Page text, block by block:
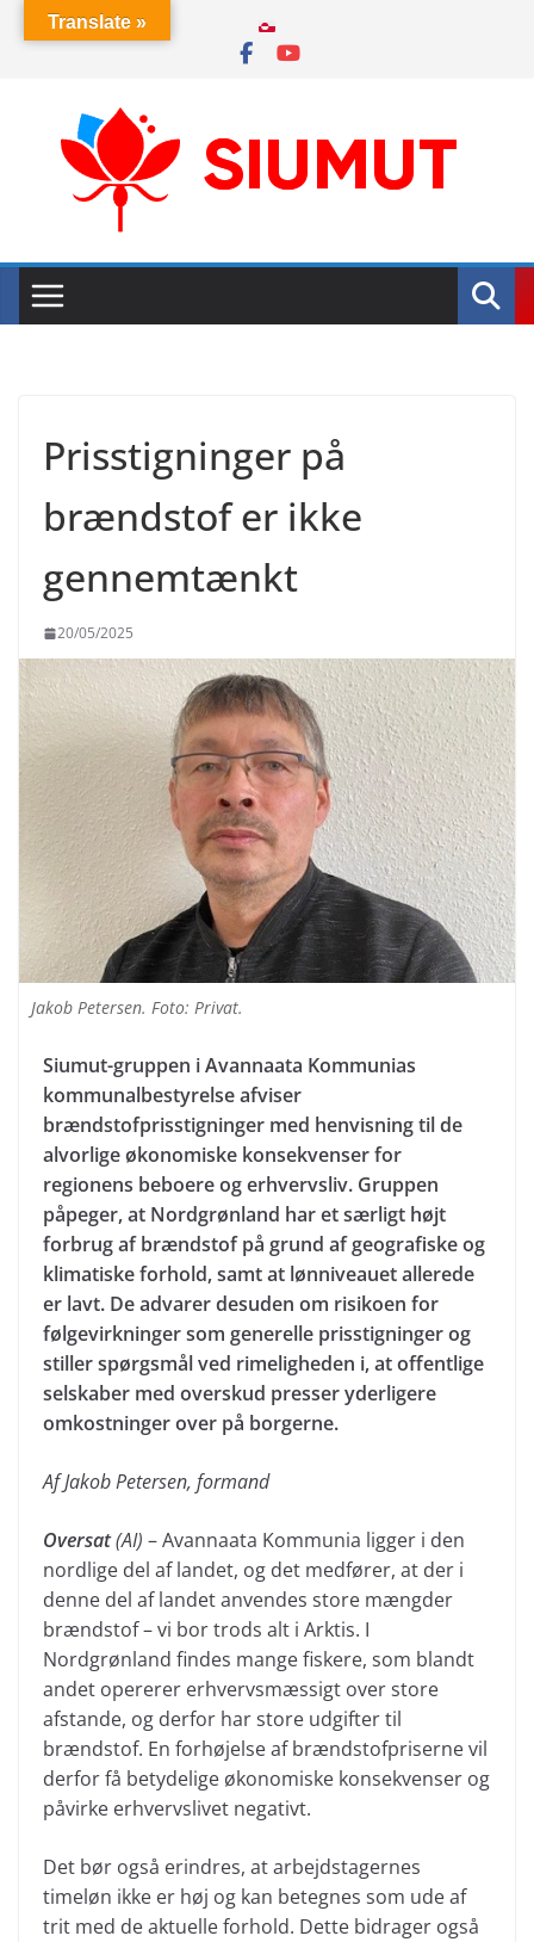
Prisstigninger på
brændstof er ikke
gennemtænkt
20/05/2025
Jakob Petersen. Foto: Privat.
Siumut-gruppen i Avannaata Kommunias
kommunalbestyrelse afviser
brændstofprisstigninger med henvisning til de
alvorlige økonomiske konsekvenser for
regionens beboere og erhvervsliv. Gruppen
påpeger, at Nordgrønland har et særligt højt
forbrug af brændstof på grund af geografiske og
klimatiske forhold, samt at lønniveauet allerede
er lavt. De advarer desuden om risikoen for
følgevirkninger som generelle prisstigninger og
stiller spørgsmål ved rimeligheden i, at offentlige
selskaber med overskud presser yderligere
omkostninger over på borgerne.
Af Jakob Petersen, formand
Oversat(AI) – Avannaata Kommunia ligger i den
nordlige del af landet, og det medfører, at der i
denne del af landet anvendes store mængder
brændstof – vi bor trods alt i Arktis. I
Nordgrønland findes mange fiskere, som blandt
andet opererer erhvervsmæssigt over store
afstande, og derfor har store udgifter til
brændstof. En forhøjelse af brændstofpriserne vil
derfor få betydelige økonomiske konsekvenser og
påvirke erhvervslivet negativt.
Det bør også erindres, at arbejdstagernes
timeløn ikke er høj og kan betegnes som ude af
trit med de aktuelle forhold. Dette bidrager også
Translate »